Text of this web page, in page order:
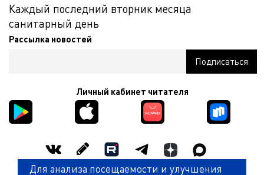
Каждый последний вторник месяца
санитарный день
Рассылка новостей
Личный кабинет читателя
Для анализа посещаемости и улучшения